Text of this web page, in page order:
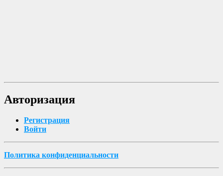
Авторизация
Регистрация
Войти
Политика конфиденциальности